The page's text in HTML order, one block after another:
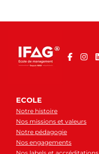
ECOLE
Notre histoire
Nos missions et valeurs
Notre pédagogie
Nos engagements